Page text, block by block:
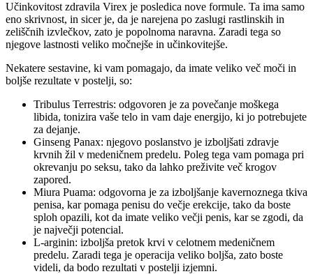
Učinkovitost zdravila Virex je posledica nove formule. Ta ima samo
eno skrivnost, in sicer je, da je narejena po zaslugi rastlinskih in
zeliščnih izvlečkov, zato je popolnoma naravna. Zaradi tega so
njegove lastnosti veliko močnejše in učinkovitejše.
Nekatere sestavine, ki vam pomagajo, da imate veliko več moči in
boljše rezultate v postelji, so:
Tribulus Terrestris: odgovoren je za povečanje moškega
libida, tonizira vaše telo in vam daje energijo, ki jo potrebujete
za dejanje.
Ginseng Panax: njegovo poslanstvo je izboljšati zdravje
krvnih žil v medeničnem predelu. Poleg tega vam pomaga pri
okrevanju po seksu, tako da lahko preživite več krogov
zapored.
Miura Puama: odgovorna je za izboljšanje kavernoznega tkiva
penisa, kar pomaga penisu do večje erekcije, tako da boste
sploh opazili, kot da imate veliko večji penis, kar se zgodi, da
je največji potencial.
L-arginin: izboljša pretok krvi v celotnem medeničnem
predelu. Zaradi tega je operacija veliko boljša, zato boste
videli, da bodo rezultati v postelji izjemni.